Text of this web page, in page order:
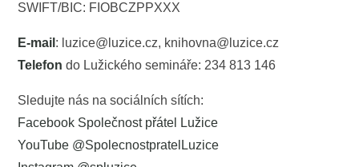
SWIFT/BIC: FIOBCZPPXXX
E-mail : luzice@luzice.cz, knihovna@luzice.cz
Telefon do Lužického semináře: 234 813 146
Sledujte nás na sociálních sítích:
Facebook Společnost přátel Lužice
YouTube @SpolecnostpratelLuzice